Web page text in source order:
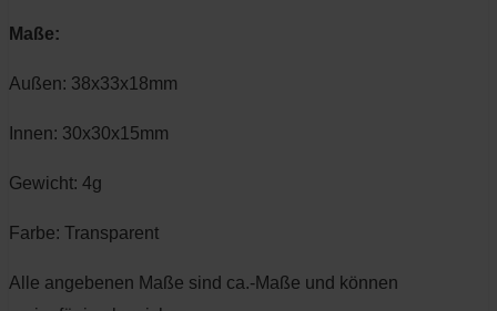
Maße:
Außen: 38x33x18mm
Innen: 30x30x15mm
Gewicht: 4g
Farbe: Transparent
Alle angebenen Maße sind ca.-Maße und können